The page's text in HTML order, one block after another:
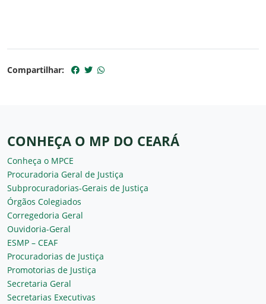
Compartilhar:
CONHEÇA O MP DO CEARÁ
Conheça o MPCE
Procuradoria Geral de Justiça
Subprocuradorias-Gerais de Justiça
Órgãos Colegiados
Corregedoria Geral
Ouvidoria-Geral
ESMP – CEAF
Procuradorias de Justiça
Promotorias de Justiça
Secretaria Geral
Secretarias Executivas